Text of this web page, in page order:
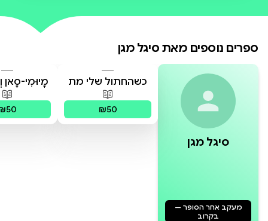
ספרים נוספים מאת סיגל מגן
סיגל מגן
מעקב אחר הסופר —
בקרוב
כשהחתול שלי מת
פורמטים זמינים: מודפס
₪50
מָיוּמִי-סָאן
הַהֻלֶּדֶת